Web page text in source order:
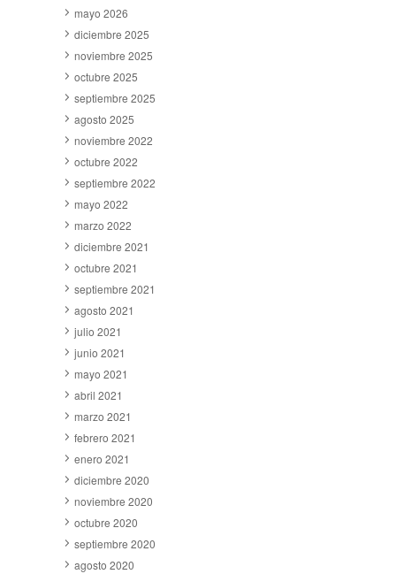
mayo 2026
diciembre 2025
noviembre 2025
octubre 2025
septiembre 2025
agosto 2025
noviembre 2022
octubre 2022
septiembre 2022
mayo 2022
marzo 2022
diciembre 2021
octubre 2021
septiembre 2021
agosto 2021
julio 2021
junio 2021
mayo 2021
abril 2021
marzo 2021
febrero 2021
enero 2021
diciembre 2020
noviembre 2020
octubre 2020
septiembre 2020
agosto 2020